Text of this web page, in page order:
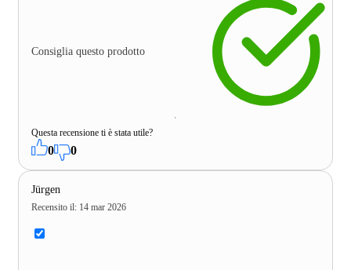
Consiglia questo prodotto
Questa recensione ti è stata utile?
0 0
Jürgen
Recensito il: 14 mar 2026